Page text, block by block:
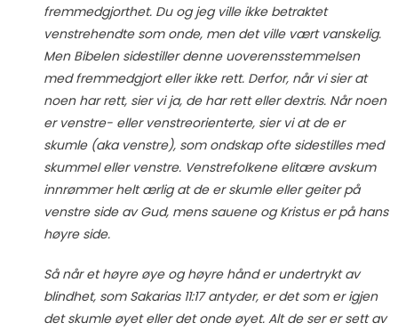
fremmedgjorthet. Du og jeg ville ikke betraktet
venstrehendte som onde, men det ville vært vanskelig.
Men Bibelen sidestiller denne uoverensstemmelsen
med fremmedgjort eller ikke rett. Derfor, når vi sier at
noen har rett, sier vi ja, de har rett eller dextris. Når noen
er venstre- eller venstreorienterte, sier vi at de er
skumle (aka venstre), som ondskap ofte sidestilles med
skummel eller venstre. Venstrefolkene elitære avskum
innrømmer helt ærlig at de er skumle eller geiter på
venstre side av Gud, mens sauene og Kristus er på hans
høyre side.
Så når et høyre øye og høyre hånd er undertrykt av
blindhet, som Sakarias 11:17 antyder, er det som er igjen
det skumle øyet eller det onde øyet. Alt de ser er sett av